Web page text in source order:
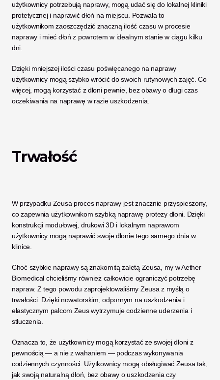
użytkownicy potrzebują naprawy, mogą udać się do lokalnej kliniki
protetycznej i naprawić dłoń na miejscu. Pozwala to
użytkownikom zaoszczędzić znaczną ilość czasu w procesie
naprawy i mieć dłoń z powrotem w idealnym stanie w ciągu kilku
dni.
Dzięki mniejszej ilości czasu poświęcanego na naprawy
użytkownicy mogą szybko wrócić do swoich rutynowych zajęć. Co
więcej, mogą korzystać z dłoni pewnie, bez obawy o długi czas
oczekiwania na naprawę w razie uszkodzenia.
Trwałość
W przypadku Zeusa proces naprawy jest znacznie przyspieszony,
co zapewnia użytkownikom szybką naprawę protezy dłoni. Dzięki
konstrukcji modułowej, drukowi 3D i lokalnym naprawom
użytkownicy mogą naprawić swoje dłonie tego samego dnia w
klinice.
Choć szybkie naprawy są znakomitą zaletą Zeusa, my w Aether
Biomedical chcieliśmy również całkowicie ograniczyć potrzebę
napraw. Z tego powodu zaprojektowaliśmy Zeusa z myślą o
trwałości. Dzięki nowatorskim, odpornym na uszkodzenia i
elastycznym palcom Zeus wytrzymuje codzienne uderzenia i
stłuczenia.
Oznacza to, że użytkownicy mogą korzystać ze swojej dłoni z
pewnością — a nie z wahaniem — podczas wykonywania
codziennych czynności. Użytkownicy mogą obsługiwać Zeusa tak,
jak swoją naturalną dłoń, bez obawy o uszkodzenia czy